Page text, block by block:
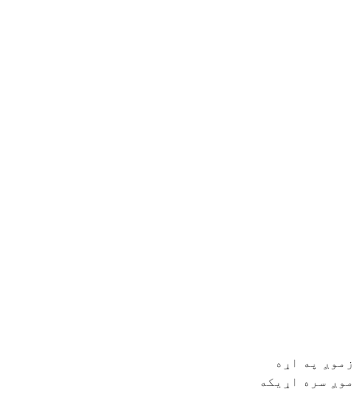
زموږ په اړه
موږ سره اړیکه